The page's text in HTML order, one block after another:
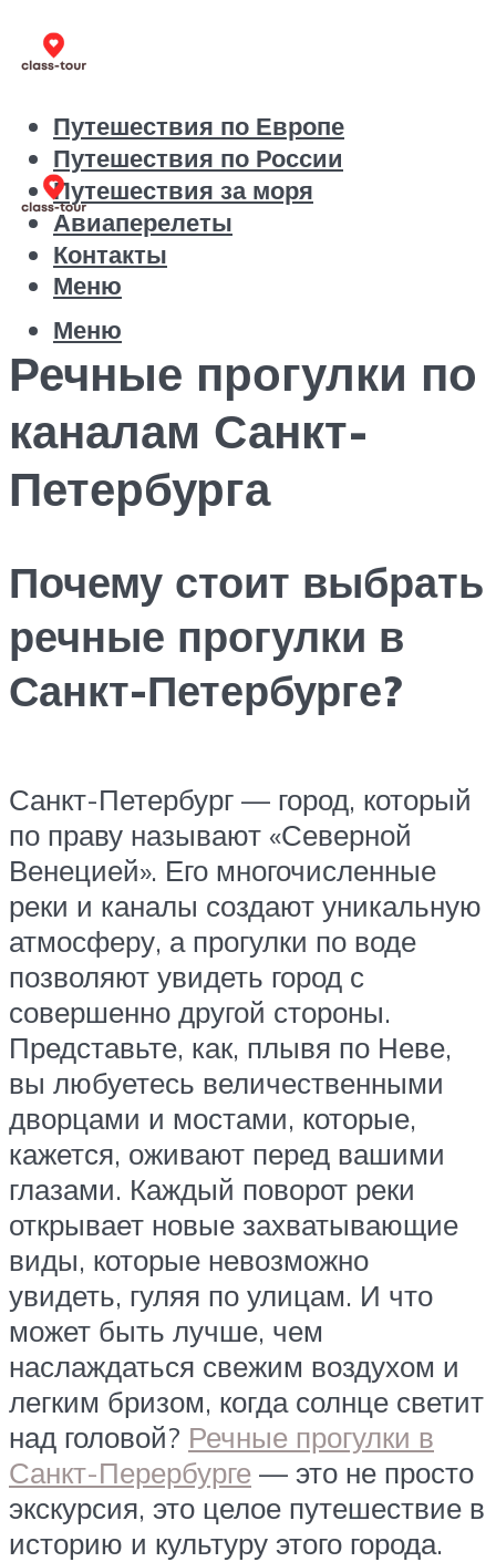
Путешествия по Европе
Путешествия по России
Путешествия за моря
Авиаперелеты
Контакты
Меню
Меню
Речные прогулки по
каналам Санкт-
Петербурга
Почему стоит выбрать
речные прогулки в
Санкт-Петербурге?
Санкт-Петербург — город, который
по праву называют «Северной
Венецией». Его многочисленные
реки и каналы создают уникальную
атмосферу, а прогулки по воде
позволяют увидеть город с
совершенно другой стороны.
Представьте, как, плывя по Неве,
вы любуетесь величественными
дворцами и мостами, которые,
кажется, оживают перед вашими
глазами. Каждый поворот реки
открывает новые захватывающие
виды, которые невозможно
увидеть, гуляя по улицам. И что
может быть лучше, чем
наслаждаться свежим воздухом и
легким бризом, когда солнце светит
над головой? Речные прогулки в
Санкт-Перербурге — это не просто
экскурсия, это целое путешествие в
историю и культуру этого города.